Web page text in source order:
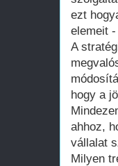
ezt
elemeit
A
hogy a
ahhoz,
vállalat
Milyen